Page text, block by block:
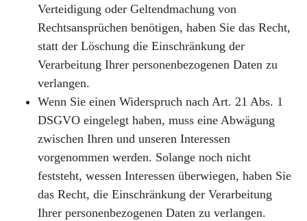
Verteidigung oder Geltendmachung von
Rechtsansprüchen benötigen, haben Sie das Recht,
statt der Löschung die Einschränkung der
Verarbeitung Ihrer personenbezogenen Daten zu
verlangen.
Wenn Sie einen Widerspruch nach Art. 21 Abs. 1
DSGVO eingelegt haben, muss eine Abwägung
zwischen Ihren und unseren Interessen
vorgenommen werden. Solange noch nicht
feststeht, wessen Interessen überwiegen, haben Sie
das Recht, die Einschränkung der Verarbeitung
Ihrer personenbezogenen Daten zu verlangen.